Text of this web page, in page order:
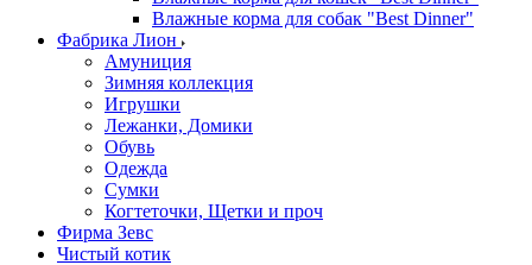
Влажные корма для собак "Best Dinner"
Фабрика Лион
Амуниция
Зимняя коллекция
Игрушки
Лежанки, Домики
Обувь
Одежда
Сумки
Когтеточки, Щетки и проч
Фирма Зевс
Чистый котик